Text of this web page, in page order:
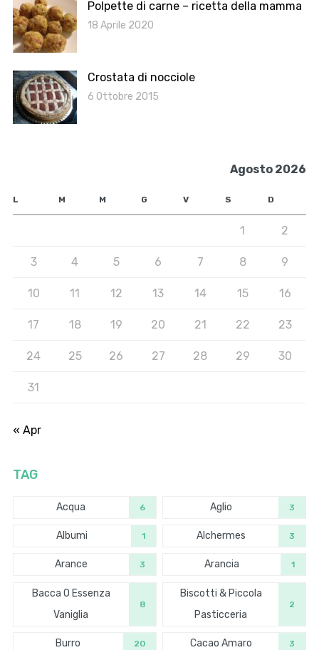
Polpette di carne – ricetta della mamma
18 Aprile 2020
Crostata di nocciole
6 Ottobre 2015
Agosto 2026
L M M G V S D
1 2
3 4 5 6 7 8 9
10 11 12 13 14 15 16
17 18 19 20 21 22 23
24 25 26 27 28 29 30
31
« Apr
TAG
Acqua 6 Aglio 3
Albumi 1 Alchermes 3
Arance 3 Arancia 1
Bacca O Essenza
Vaniglia
8
Biscotti & Piccola
Pasticceria
2
Burro 20 Cacao Amaro 3